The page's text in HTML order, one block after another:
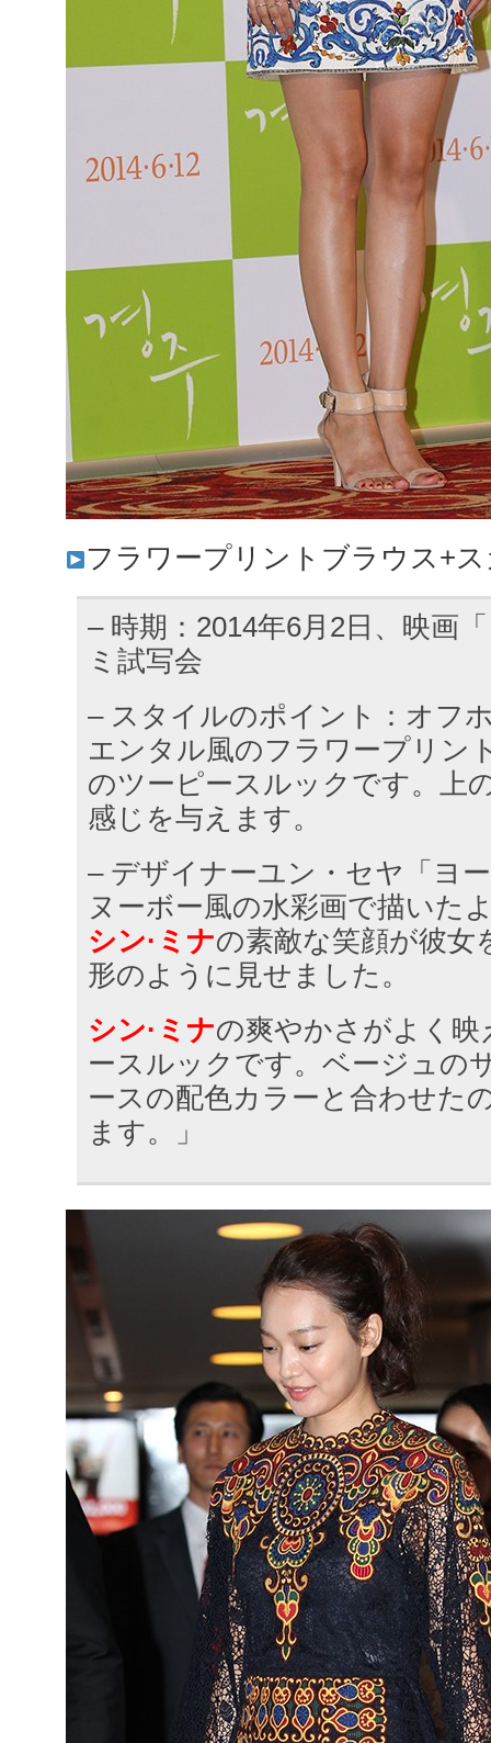
フラワープリントブラウス+
– 時期：2014年6月2日、映画
ミ試写会
– スタイルのポイント：オフ
エンタル風のフラワープリン
のツーピースルックです。上
感じを与えます。
– デザイナーユン・セヤ「ヨ
ヌーボー風の水彩画で描いた
シン·ミナの素敵な笑顔が彼女
形のように見せました。
シン·ミナの爽やかさがよく
ースルックです。ベージュの
ースの配色カラーと合わせた
ます。」